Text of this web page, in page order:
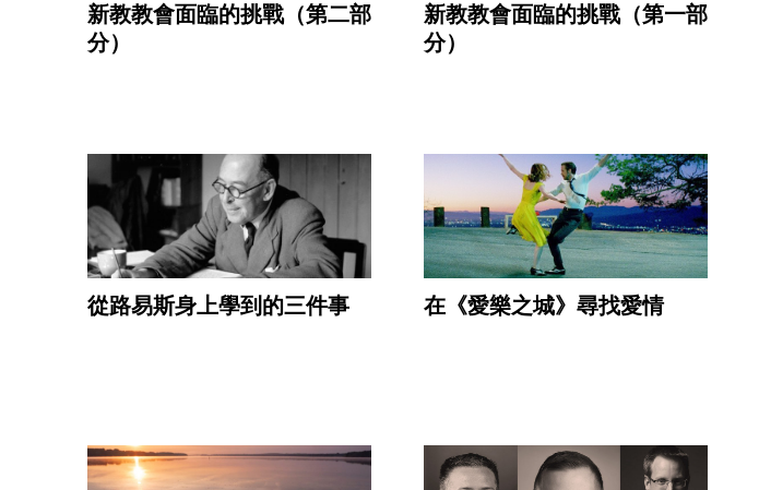
新教教會面臨的挑戰（第二部
分）
新教教會面臨的挑戰（第一部
分）
從路易斯身上學到的三件事 在《愛樂之城》尋找愛情